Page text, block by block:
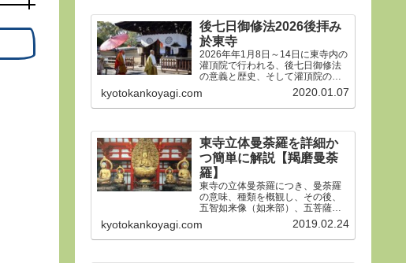
後七日御修法2026後拝み
於東寺
2026年年1月8日～14日に東寺内の
灌頂院で行われる、後七日御修法
の意義と歴史、そして灌頂院の内
部で何をするのかを解説した後、
14日の「後拝み」での灌頂院参拝
方法などをご紹介します。合掌。
kyotokankoyagi.com 2020.01.07
東寺立体曼荼羅を詳細か
つ簡単に解説【羯磨曼荼
羅】
東寺の立体曼荼羅につき、曼荼羅
の意味、種類を概観し、その後、
五智如来像（如来部）、五菩薩像
（菩薩部）、五大明王像（明王
部）につき、21体すべて、一体ず
つ簡潔にわかりやすく解説しま
kyotokankoyagi.com 2019.02.24